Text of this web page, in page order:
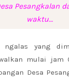
Pesangkalan
waktu…
ngalas yang
mulai jam
Desa